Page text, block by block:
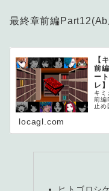
最終章前編
【
前
ー
レ】
キミ
前編
止
locagl.com
ヒトゴロシ